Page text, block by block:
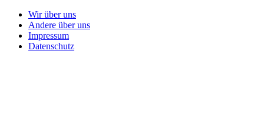
Wir über uns
Andere über uns
Impressum
Datenschutz